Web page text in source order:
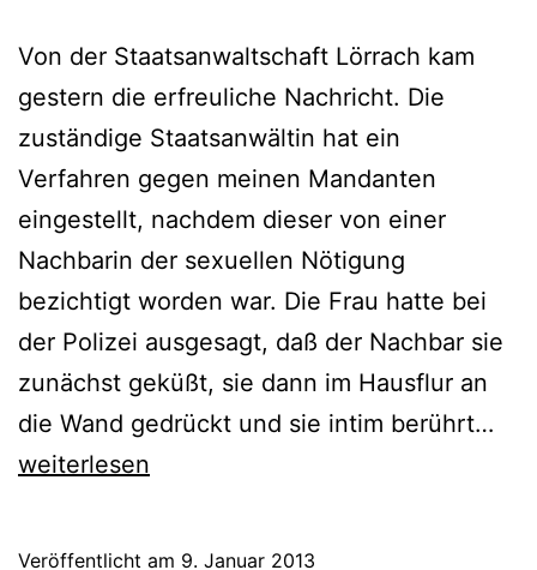
Von der Staatsanwaltschaft Lörrach kam
gestern die erfreuliche Nachricht. Die
zuständige Staatsanwältin hat ein
Verfahren gegen meinen Mandanten
eingestellt, nachdem dieser von einer
Nachbarin der sexuellen Nötigung
bezichtigt worden war. Die Frau hatte bei
der Polizei ausgesagt, daß der Nachbar sie
zunächst geküßt, sie dann im Hausflur an
die Wand gedrückt und sie intim berührt…
weiterlesen
Veröffentlicht am 9. Januar 2013